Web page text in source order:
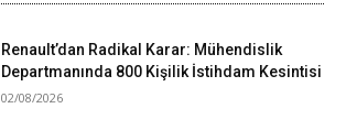
Renault’dan Radikal Karar: Mühendislik
Departmanında 800 Kişilik İstihdam Kesintisi
02/08/2026